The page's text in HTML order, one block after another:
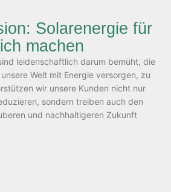
Solarenergie für
machen
leidenschaftlich darum bemüht, die
Welt mit Energie versorgen, zu
wir unsere Kunden nicht nur
sondern treiben auch den
und nachhaltigeren Zukunft
nachhaltige